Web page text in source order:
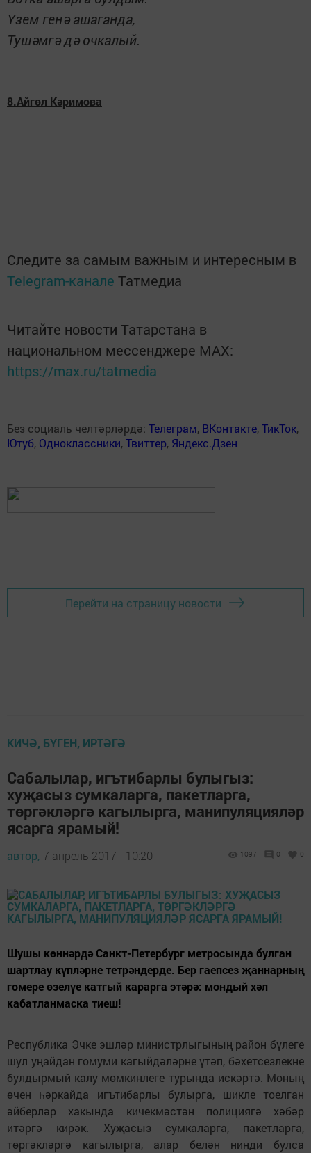
Үзем генә ашаганда,
Тушәмгә дә очкалый.
8.Айгөл Кәримова
Следите за самым важным и интересным в
Telegram-канале Татмедиа
Читайте новости Татарстана в
национальном мессенджере MАХ:
https://max.ru/tatmedia
Без социаль челтәрләрдә: Телеграм, ВКонтакте,ТикТок,
Ютуб, Одноклассники,Твиттер, Яндекс.Дзен
Перейти на страницу новости
КИЧӘ, БҮГЕН, ИРТӘГӘ
Сабалылар, игътибарлы булыгыз:
хуҗасыз сумкаларга, пакетларга,
төргәкләргә кагылырга, манипуляцияләр
ясарга ярамый!
автор, 7 апрель 2017 - 10:20 1097 0 0
Шушы көннәрдә Санкт-Петербург метросында булган
шартлау күпләрне тетрәндерде. Бер гаепсез җаннарның
гомере өзелүе катгый карарга этәрә: мондый хәл
кабатланмаска тиеш!
Республика Эчке эшләр министрлыгының район бүлеге
шул уңайдан гомуми кагыйдәләрне үтәп, бәхетсезлекне
булдырмый калу мөмкинлеге турында искәртә. Моның
өчен һәркайда игътибарлы булырга, шикле тоелган
әйберләр хакында кичекмәстән полициягә хәбәр
итәргә кирәк. Хуҗасыз сумкаларга, пакетларга,
төргәкләргә кагылырга, алар белән нинди булса